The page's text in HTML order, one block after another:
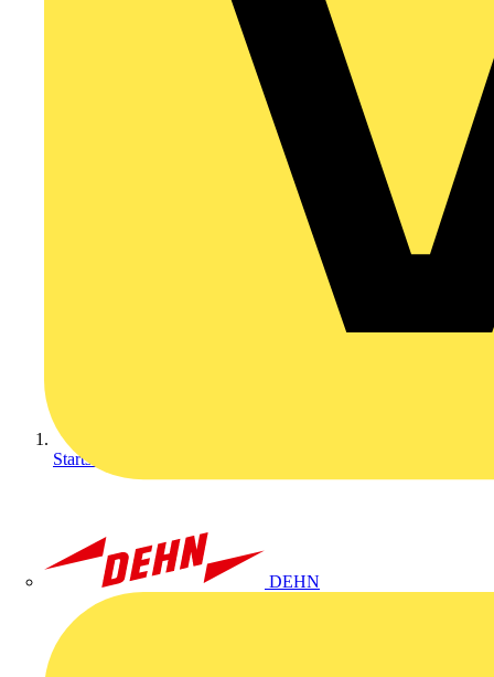
DEHN
Startseite